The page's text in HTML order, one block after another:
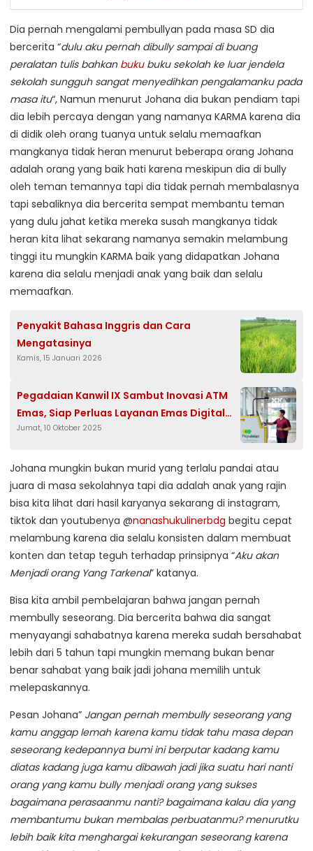
Dia pernah mengalami pembullyan pada masa SD dia
bercerita “dulu aku pernah dibully sampai di buang
peralatan tulis bahkan bukubuku sekolah ke luar jendela
sekolah sungguh sangat menyedihkan pengalamanku pada
masa itu“, Namun menurut Johana dia bukan pendiam tapi
dia lebih percaya dengan yang namanya KARMA karena dia
di didik oleh orang tuanya untuk selalu memaafkan
mangkanya tidak heran menurut beberapa orang Johana
adalah orang yang baik hati karena meskipun dia di bully
oleh teman temannya tapi dia tidak pernah membalasnya
tapi sebaliknya dia bercerita sempat membantu teman
yang dulu jahat ketika mereka susah mangkanya tidak
heran kita lihat sekarang namanya semakin melambung
tinggi itu mungkin KARMA baik yang didapatkan Johana
karena dia selalu menjadi anak yang baik dan selalu
memaafkan.
Penyakit Bahasa Inggris dan Cara
Mengatasinya
Kamis, 15 Januari 2026
Pegadaian Kanwil IX Sambut Inovasi ATM
Emas, Siap Perluas Layanan Emas Digital
dan Fisik
Jumat, 10 Oktober 2025
Johana mungkin bukan murid yang terlalu pandai atau
juara di masa sekolahnya tapi dia adalah anak yang rajin
bisa kita lihat dari hasil karyanya sekarang di instagram,
tiktok dan youtubenya @nanashukulinerbdg begitu cepat
melambung karena dia selalu konsisten dalam membuat
konten dan tetap teguh terhadap prinsipnya “Aku akan
Menjadi orang Yang Tarkenal” katanya.
Bisa kita ambil pembelajaran bahwa jangan pernah
membully seseorang. Dia bercerita bahwa dia sangat
menyayangi sahabatnya karena mereka sudah bersahabat
lebih dari 5 tahun tapi mungkin memang bukan benar
benar sahabat yang baik jadi johana memilih untuk
melepaskannya.
Pesan Johana” Jangan pernah membully seseorang yang
kamu anggap lemah karena kamu tidak tahu masa depan
seseorang kedepannya bumi ini berputar kadang kamu
diatas kadang juga kamu dibawah jadi jika suatu hari nanti
orang yang kamu bully menjadi orang yang sukses
bagaimana perasaanmu nanti? bagaimana kalau dia yang
membantumu bukan membalas perbuatanmu? menurutku
lebih baik kita menghargai kekurangan seseorang karena